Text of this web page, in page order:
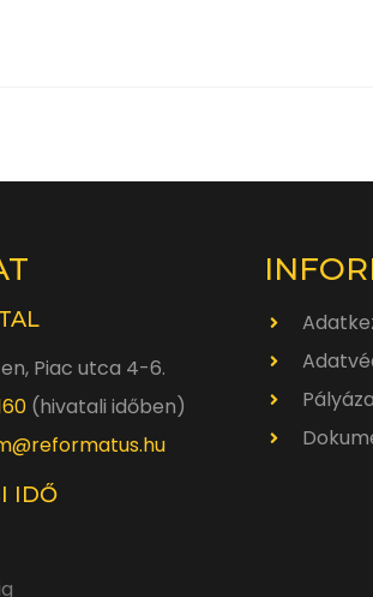
Piac utca 4-6.
(hivatali időben)
IDŐ